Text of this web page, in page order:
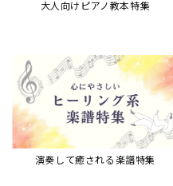
おすすめ記事